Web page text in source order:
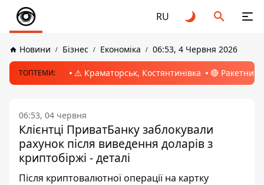
RU
Новини Бізнес Економіка 06:53, 4 Червня 2026
ТОПТЕМИ: ⚠️ Краматорськ, Костянтинівка 🔴 Ракетний
06:53, 04 червня
Клієнтці ПриватБанку заблокували
рахунок після виведення доларів з
криптобіржі - деталі
Після криптовалютної операції на картку